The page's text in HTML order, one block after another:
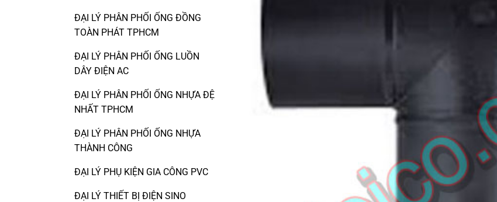
ĐẠI LÝ PHÂN PHỐI ỐNG ĐỒNG
TOÀN PHÁT TPHCM
ĐẠI LÝ PHÂN PHỐI ỐNG LUỒN
DÂY ĐIỆN AC
ĐẠI LÝ PHÂN PHỐI ỐNG NHỰA ĐỆ
NHẤT TPHCM
ĐẠI LÝ PHÂN PHỐI ỐNG NHỰA
THÀNH CÔNG
ĐẠI LÝ PHỤ KIỆN GIA CÔNG PVC
ĐẠI LÝ THIẾT BỊ ĐIỆN SINO